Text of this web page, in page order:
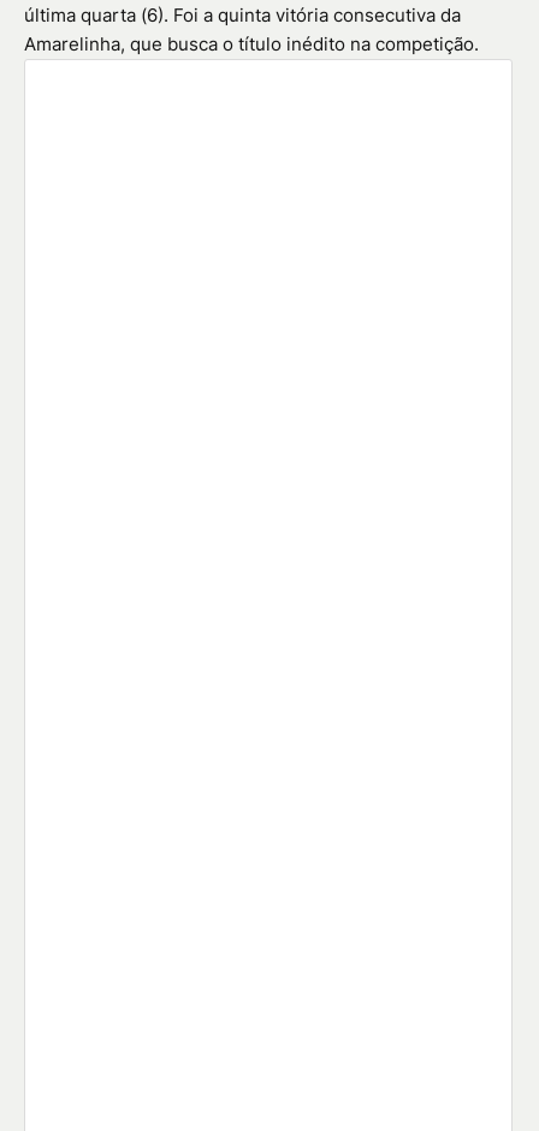
última quarta (6). Foi a quinta vitória consecutiva da
Amarelinha, que busca o título inédito na competição.